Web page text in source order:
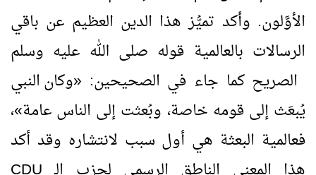
الأوَّلون. وأكد تميُّز هذا الدين العظيم عن باقي
الرسالات بالعالمية قوله صلى الله عليه وسلم
الصريح كما جاء في الصحيحين: «وكان النبي
يُبعَث إلى قومه خاصة، وبُعثت إلى الناس عامة»،
فعالمية البعثة هي أول سبب لانتشاره وقد أكد